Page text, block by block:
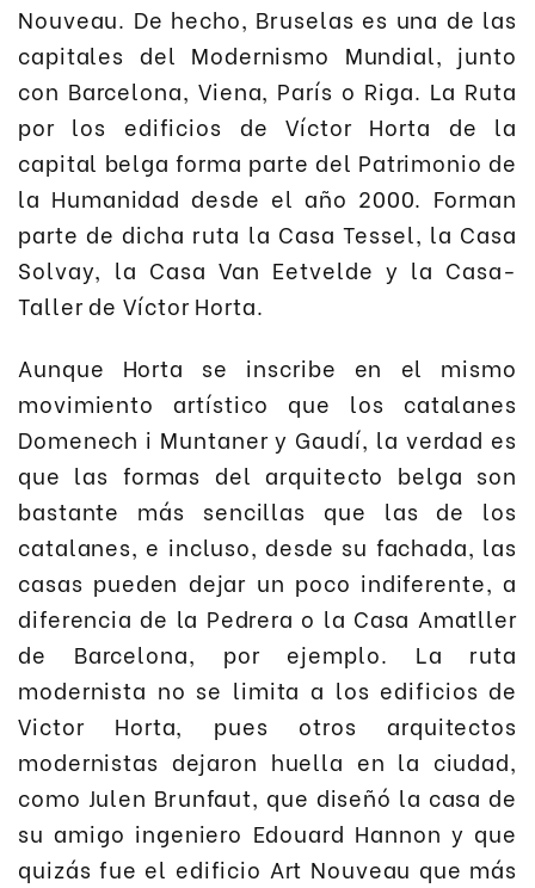
Nouveau. De hecho, Bruselas es una de las
capitales del Modernismo Mundial, junto
con Barcelona, Viena, París o Riga. La Ruta
por los edificios de Víctor Horta de la
capital belga forma parte del Patrimonio de
la Humanidad desde el año 2000. Forman
parte de dicha ruta la Casa Tessel, la Casa
Solvay, la Casa Van Eetvelde y la Casa-
Taller de Víctor Horta.
Aunque Horta se inscribe en el mismo
movimiento artístico que los catalanes
Domenech i Muntaner y Gaudí, la verdad es
que las formas del arquitecto belga son
bastante más sencillas que las de los
catalanes, e incluso, desde su fachada, las
casas pueden dejar un poco indiferente, a
diferencia de la Pedrera o la Casa Amatller
de Barcelona, por ejemplo. La ruta
modernista no se limita a los edificios de
Victor Horta, pues otros arquitectos
modernistas dejaron huella en la ciudad,
como Julen Brunfaut, que diseñó la casa de
su amigo ingeniero Edouard Hannon y que
quizás fue el edificio Art Nouveau que más